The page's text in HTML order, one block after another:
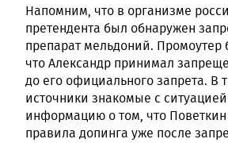
Напомним, что в организме
претендента был обнаружен
препарат мельдоний. Промоутер
что Александр принимал
до его официального запрета. В
источники знакомые с
информацию о том, что
правила допинга уже после